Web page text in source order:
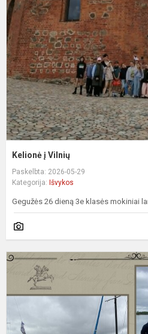
Kelionė į Vilnių
Paskelbta: 2026-05-29
Kategorija: Išvykos
Gegužės 26 dieną 3e klasės mokiniai